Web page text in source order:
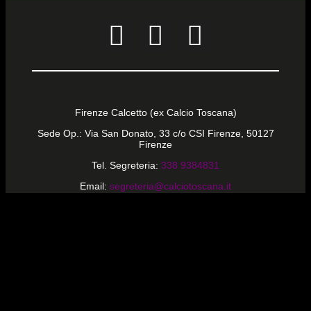
Firenze Calcetto (ex Calcio Toscana)
Sede Op.: Via San Donato, 33 c/o CSI Firenze, 50127
Firenze
Tel. Segreteria: 338 9384831
Email: segreteria@calciotoscana.it